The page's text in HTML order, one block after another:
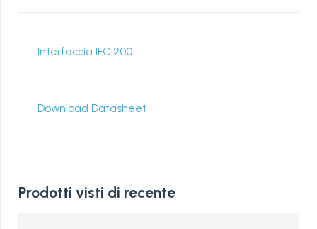
Interfaccia IFC 200
Download Datasheet
Prodotti visti di recente